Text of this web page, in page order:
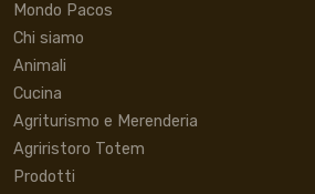
Mondo Pacos
Chi siamo
Animali
Cucina
Agriturismo e Merenderia
Agriristoro Totem
Prodotti